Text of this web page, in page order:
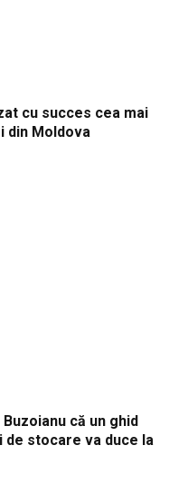
cu succes cea mai
din Moldova
că un ghid
stocare va duce la